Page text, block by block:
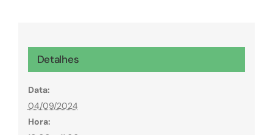
Detalhes
Data:
04/09/2024
Hora: